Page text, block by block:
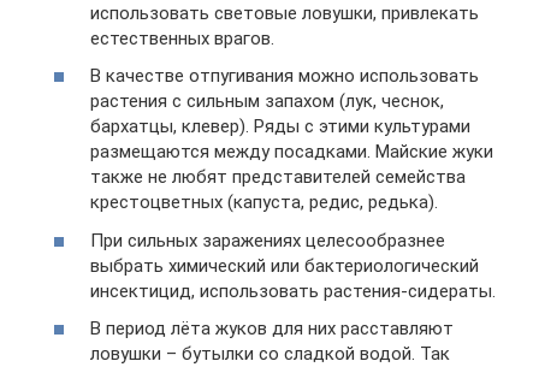
использовать световые ловушки, привлекать
естественных врагов.
В качестве отпугивания можно использовать
растения с сильным запахом (лук, чеснок,
бархатцы, клевер). Ряды с этими культурами
размещаются между посадками. Майские жуки
также не любят представителей семейства
крестоцветных (капуста, редис, редька).
При сильных заражениях целесообразнее
выбрать химический или бактериологический
инсектицид, использовать растения-сидераты.
В период лёта жуков для них расставляют
ловушки – бутылки со сладкой водой. Так